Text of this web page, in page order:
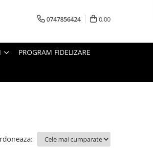
0747856424 0,00
PROGRAM FIDELIZARE